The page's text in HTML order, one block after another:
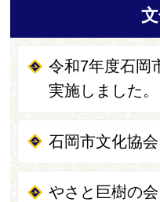
令和7年度石岡
実施しました。
石岡市文化協会
やさと巨樹の